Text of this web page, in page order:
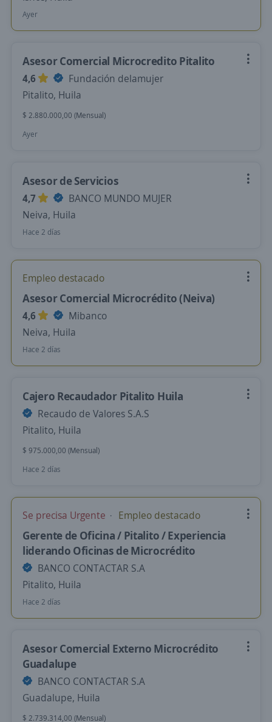
Ayer
Asesor Comercial Microcredito Pitalito
4,6
Fundación delamujer
Pitalito, Huila
$ 2.880.000,00 (Mensual)
Ayer
Asesor de Servicios
4,7
BANCO MUNDO MUJER
Neiva, Huila
Hace 2 días
Empleo destacado
Asesor Comercial Microcrédito (Neiva)
4,6
Mibanco
Neiva, Huila
Hace 2 días
Cajero Recaudador Pitalito Huila
Recaudo de Valores S.A.S
Pitalito, Huila
$ 975.000,00 (Mensual)
Hace 2 días
Se precisa Urgente Empleo destacado
Gerente de Oficina / Pitalito / Experiencia
liderando Oficinas de Microcrédito
BANCO CONTACTAR S.A
Pitalito, Huila
Hace 2 días
Asesor Comercial Externo Microcrédito
Guadalupe
BANCO CONTACTAR S.A
Guadalupe, Huila
$ 2.739.314,00 (Mensual)